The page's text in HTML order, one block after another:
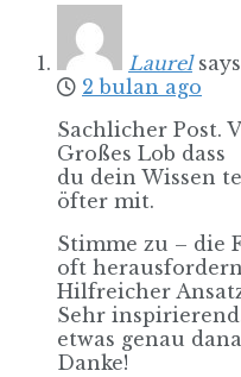
Laurel
2 bulan ago
Sachlicher Post.
Großes Lob dass
du dein Wissen
öfter mit.
Stimme zu – die
oft
Hilfreicher
Sehr
etwas genau
Danke!